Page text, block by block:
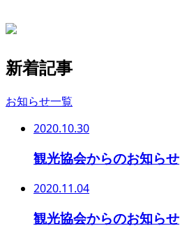
新着記事
お知らせ一覧
2020.10.30
観光協会からのお知らせ
2020.11.04
観光協会からのお知らせ